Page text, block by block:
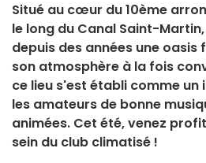
Situé au cœur du 10ème
le long du Canal Saint-Martin,
depuis des années une oasis
son atmosphère à la fois
ce lieu s'est établi comme
les amateurs de bonne
animées. Cet été, venez
sein du club climatisé !